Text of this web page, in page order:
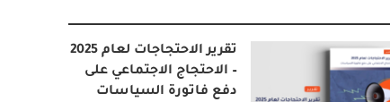
تقرير الاحتجاجات لعام 2025
– الاحتجاج الاجتماعي على
دفع فاتورة السياسات